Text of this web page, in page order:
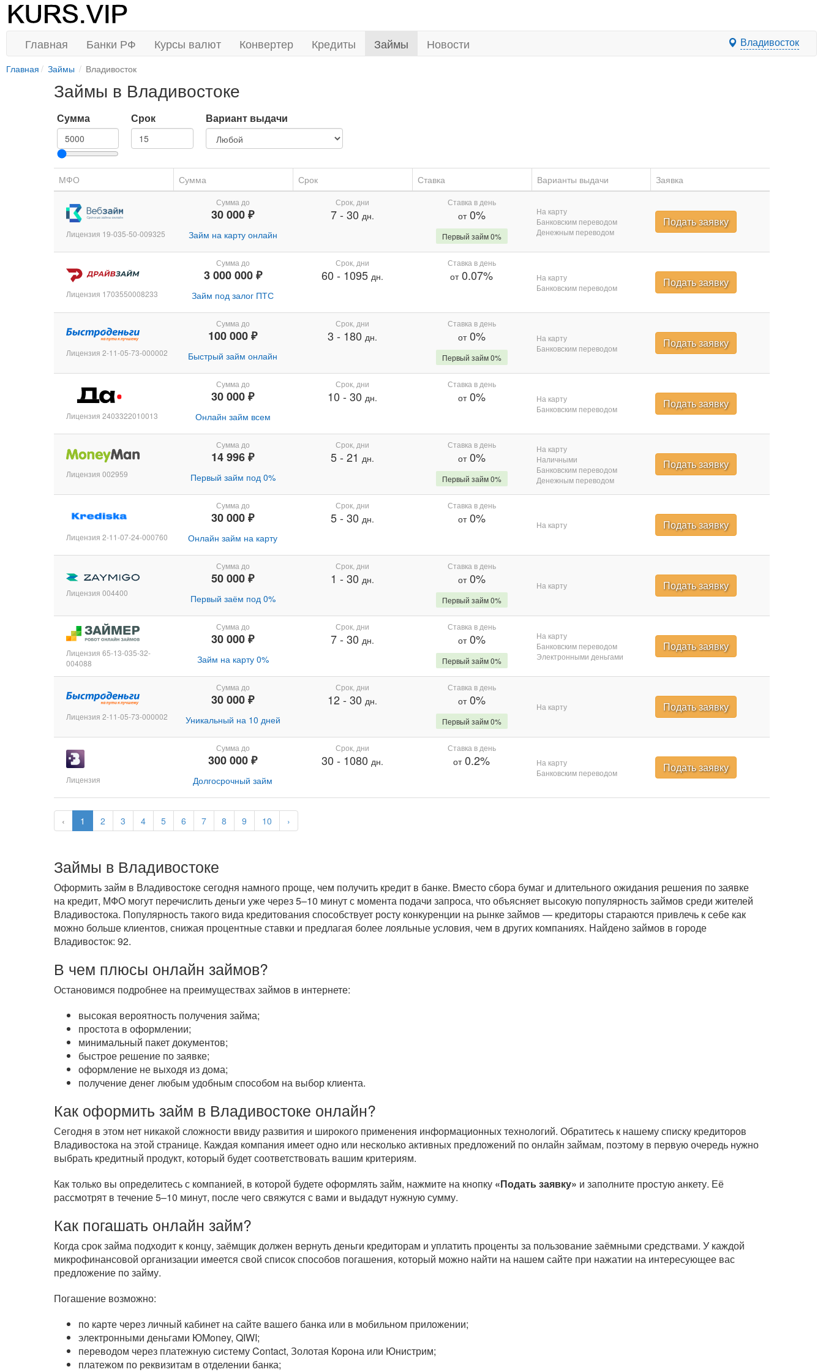
Главная Банки РФ Курсы валют Конвертер Кредиты Займы Новости Владивосток
Главная Займы Владивосток
Займы в Владивостоке
Сумма Срок Вариант выдачи
МФО Сумма Срок Ставка Варианты выдачи Заявка
‹ 1 2 3 4 5 6 7 8 9 10 ›
Лицензия 19-035-50-009325
Сумма до
30 000 ₽
Займ на карту онлайн
Срок, дни
7- 30 дн.
Ставка в день
от0%
Первый займ 0%
На карту
Банковским переводом
Денежным переводом
Подать заявку
Лицензия 1703550008233
Сумма до
3 000 000 ₽
Займ под залог ПТС
Срок, дни
60 - 1095 дн.
Ставка в день
от0.07%
На карту
Банковским переводом
Подать заявку
Лицензия 2-11-05-73-000002
Сумма до
100 000 ₽
Быстрый займ онлайн
Срок, дни
3 - 180 дн.
Ставка в день
от0%
Первый займ 0%
На карту
Банковским переводом
Подать заявку
Лицензия 2403322010013
Сумма до
30 000 ₽
Онлайн займ всем
Срок, дни
10 - 30 дн.
Ставка в день
от0%
На карту
Банковским переводом
Подать заявку
Лицензия 002959
Сумма до
14 996 ₽
Первый займ под 0%
Срок, дни
5- 21 дн.
Ставка в день
от0%
Первый займ 0%
На карту
Наличными
Банковским переводом
Денежным переводом
Подать заявку
Лицензия 2-11-07-24-000760
Сумма до
30 000 ₽
Онлайн займ на карту
Срок, дни
5- 30 дн.
Ставка в день
от0% На карту Подать заявку
Лицензия 004400
Сумма до
50 000 ₽
Первый заём под 0%
Срок, дни
1 - 30 дн.
Ставка в день
от0%
Первый займ 0%
На карту Подать заявку
Лицензия 65-13-035-32-
004088
Сумма до
30 000 ₽
Займ на карту 0%
Срок, дни
7- 30 дн.
Ставка в день
от0%
Первый займ 0%
На карту
Банковским переводом
Электронными деньгами
Подать заявку
Лицензия 2-11-05-73-000002
Сумма до
30 000 ₽
Уникальный на 10 дней
Срок, дни
12- 30 дн.
Ставка в день
от0%
Первый займ 0%
На карту Подать заявку
Лицензия
Сумма до
300 000 ₽
Долгосрочный займ
Срок, дни
30 - 1080 дн.
Ставка в день
от0.2%
На карту
Банковским переводом
Подать заявку
Займы в Владивостоке
Оформить займ в Владивостоке сегодня намного проще, чем получить кредит в банке. Вместо сбора бумаг и длительного ожидания решения по заявке
на кредит, МФО могут перечислить деньги уже через 5–10 минут с момента подачи запроса, что объясняет высокую популярность займов среди жителей
Владивостока. Популярность такого вида кредитования способствует росту конкуренции на рынке займов — кредиторы стараются привлечь к себе как
можно больше клиентов, снижая процентные ставки и предлагая более лояльные условия, чем в других компаниях. Найдено займов в городе
Владивосток: 92.
В чем плюсы онлайн займов?
Остановимся подробнее на преимуществах займов в интернете:
высокая вероятность получения займа;
простота в оформлении;
минимальный пакет документов;
быстрое решение по заявке;
оформление не выходя из дома;
получение денег любым удобным способом на выбор клиента.
Как оформить займ в Владивостоке онлайн?
Сегодня в этом нет никакой сложности ввиду развития и широкого применения информационных технологий. Обратитесь к нашему списку кредиторов
Владивостока на этой странице. Каждая компания имеет одно или несколько активных предложений по онлайн займам, поэтому в первую очередь нужно
выбрать кредитный продукт, который будет соответствовать вашим критериям.
Как только вы определитесь с компанией, в которой будете оформлять займ, нажмите на кнопку «Подать заявку» и заполните простую анкету. Её
рассмотрят в течение 5–10 минут, после чего свяжутся с вами и выдадут нужную сумму.
Как погашать онлайн займ?
Когда срок займа подходит к концу, заёмщик должен вернуть деньги кредиторам и уплатить проценты за пользование заёмными средствами. У каждой
микрофинансовой организации имеется свой список способов погашения, который можно найти на нашем сайте при нажатии на интересующее вас
предложение по займу.
Погашение возможно:
по карте через личный кабинет на сайте вашего банка или в мобильном приложении;
электронными деньгами ЮMoney, QIWI;
переводом через платежную систему Contact, Золотая Корона или Юнистрим;
платежом по реквизитам в отделении банка;